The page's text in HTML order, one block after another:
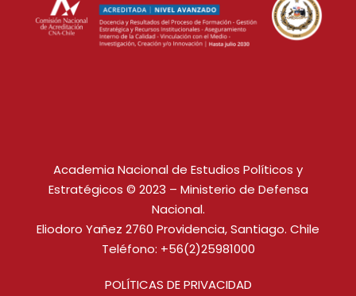
Academia Nacional de Estudios Políticos y
Estratégicos © 2023 – Ministerio de Defensa
Nacional.
Eliodoro Yañez 2760 Providencia, Santiago. Chile
Teléfono: +56(2)25981000
POLÍTICAS DE PRIVACIDAD